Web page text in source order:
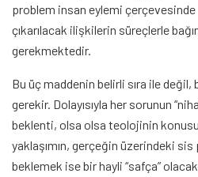
problem insan eylemi çerçevesinde
çıkarılacak ilişkilerin süreçlerle
gerekmektedir.
Bu üç maddenin belirli sıra ile değil,
gerekir. Dolayısıyla her sorunun
beklenti, olsa olsa teolojinin
yaklaşımın, gerçeğin üzerindeki sis
beklemek ise bir hayli “safça” olacak.